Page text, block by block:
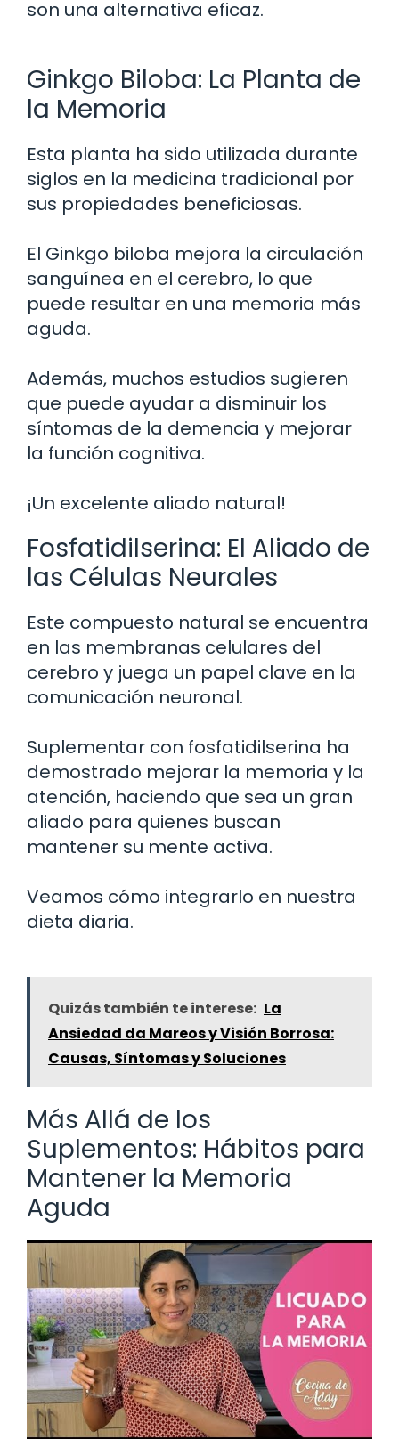
son una alternativa eficaz.
Ginkgo Biloba: La Planta de
la Memoria
Esta planta ha sido utilizada durante
siglos en la medicina tradicional por
sus propiedades beneficiosas.
El Ginkgo biloba mejora la circulación
sanguínea en el cerebro, lo que
puede resultar en una memoria más
aguda.
Además, muchos estudios sugieren
que puede ayudar a disminuir los
síntomas de la demencia y mejorar
la función cognitiva.
¡Un excelente aliado natural!
Fosfatidilserina: El Aliado de
las Células Neurales
Este compuesto natural se encuentra
en las membranas celulares del
cerebro y juega un papel clave en la
comunicación neuronal.
Suplementar con fosfatidilserina ha
demostrado mejorar la memoria y la
atención, haciendo que sea un gran
aliado para quienes buscan
mantener su mente activa.
Veamos cómo integrarlo en nuestra
dieta diaria.
Quizás también te interese: La
Ansiedad da Mareos y Visión Borrosa:
Causas, Síntomas y Soluciones
Más Allá de los
Suplementos: Hábitos para
Mantener la Memoria
Aguda